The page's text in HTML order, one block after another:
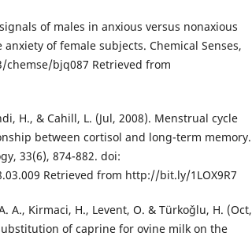
of males in anxious versus nonaxious
of female subjects. Chemical Senses,
chemse/bjq087 Retrieved from
H., & Cahill, L. (Jul, 2008). Menstrual cycle
between cortisol and long-term memory.
33(6), 874-882. doi:
Retrieved from http://bit.ly/1LOX9R7
A., Kirmaci, H., Levent, O. & Türkoǧlu, H. (Oct,
of caprine for ovine milk on the